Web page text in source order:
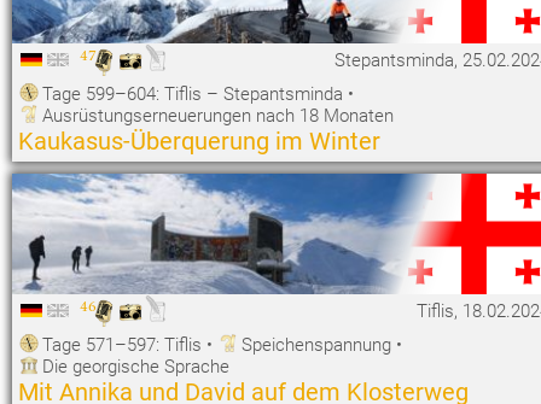
47
Stepantsminda,
Tage 599–604: Tiflis – Stepantsminda •
Ausrüstungserneuerungen nach 18 Monaten
Kaukasus-Überquerung im Winter
46
Tiflis,
Tage 571–597: Tiflis • Speichenspannung •
Die georgische Sprache
Mit Annika und David auf dem Klosterweg